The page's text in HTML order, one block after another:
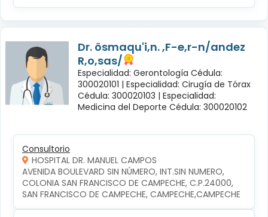
Dr. ösmaqu'i,n. ,F-e,r-n/andez
R,o,sas/
Especialidad: Gerontología Cédula:
300020101 | Especialidad: Cirugía de Tórax
Cédula: 300020103 | Especialidad:
Medicina del Deporte Cédula: 300020102
Consultorio
HOSPITAL DR. MANUEL CAMPOS
AVENIDA BOULEVARD SIN NÚMERO, INT.SIN NUMERO,
COLONIA SAN FRANCISCO DE CAMPECHE, C.P.24000,
SAN FRANCISCO DE CAMPECHE, CAMPECHE,CAMPECHE